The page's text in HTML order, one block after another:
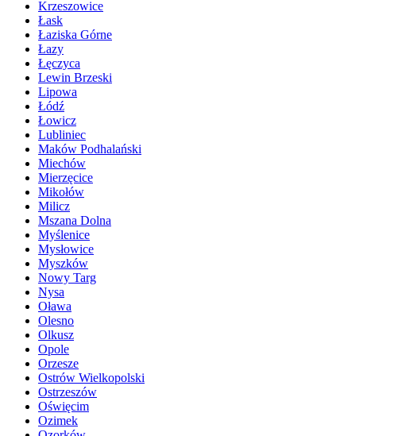
Krzeszowice
Łask
Łaziska Górne
Łazy
Łęczyca
Lewin Brzeski
Lipowa
Łódź
Łowicz
Lubliniec
Maków Podhalański
Miechów
Mierzęcice
Mikołów
Milicz
Mszana Dolna
Myślenice
Mysłowice
Myszków
Nowy Targ
Nysa
Oława
Olesno
Olkusz
Opole
Orzesze
Ostrów Wielkopolski
Ostrzeszów
Oświęcim
Ozimek